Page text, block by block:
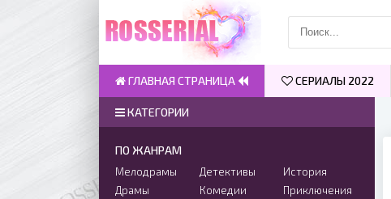
КАТЕГОРИИ
ПО ЖАНРАМ
Мелодрамы
Драмы
Детективы
Комедии
История
Приключения
ГЛАВНАЯ СТРАНИЦА СЕРИАЛЫ 2022